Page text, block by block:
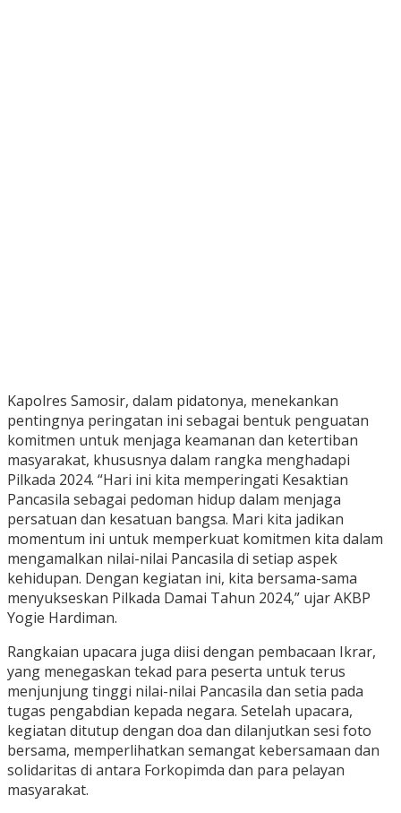
Kapolres Samosir, dalam pidatonya, menekankan
pentingnya peringatan ini sebagai bentuk penguatan
komitmen untuk menjaga keamanan dan ketertiban
masyarakat, khususnya dalam rangka menghadapi
Pilkada 2024. “Hari ini kita memperingati Kesaktian
Pancasila sebagai pedoman hidup dalam menjaga
persatuan dan kesatuan bangsa. Mari kita jadikan
momentum ini untuk memperkuat komitmen kita dalam
mengamalkan nilai-nilai Pancasila di setiap aspek
kehidupan. Dengan kegiatan ini, kita bersama-sama
menyukseskan Pilkada Damai Tahun 2024,” ujar AKBP
Yogie Hardiman.
Rangkaian upacara juga diisi dengan pembacaan Ikrar,
yang menegaskan tekad para peserta untuk terus
menjunjung tinggi nilai-nilai Pancasila dan setia pada
tugas pengabdian kepada negara. Setelah upacara,
kegiatan ditutup dengan doa dan dilanjutkan sesi foto
bersama, memperlihatkan semangat kebersamaan dan
solidaritas di antara Forkopimda dan para pelayan
masyarakat.